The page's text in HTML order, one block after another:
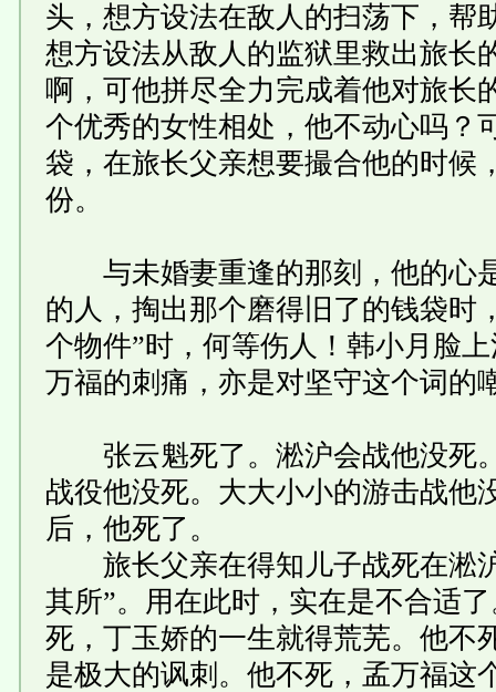
头，想方设法在敌人的扫荡下，帮
想方设法从敌人的监狱里救出旅长
啊，可他拼尽全力完成着他对旅长
个优秀的女性相处，他不动心吗？
袋，在旅长父亲想要撮合他的时候
份。
与未婚妻重逢的那刻，他的心
的人，掏出那个磨得旧了的钱袋时
个物件”时，何等伤人！韩小月脸
万福的刺痛，亦是对坚守这个词的
张云魁死了。淞沪会战他没死
战役他没死。大大小小的游击战他
后，他死了。
旅长父亲在得知儿子战死在淞
其所”。用在此时，实在是不合适
死，丁玉娇的一生就得荒芜。他不
是极大的讽刺。他不死，孟万福这